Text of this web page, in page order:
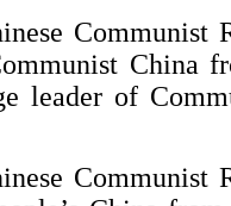
Communist
China
leader of
Communist